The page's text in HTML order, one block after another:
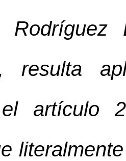
resulta
el artículo